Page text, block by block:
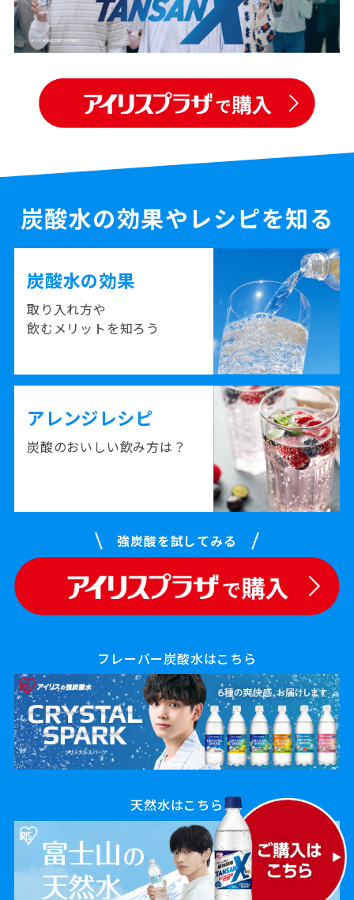
炭酸水の効果やレシピを知る
炭酸水の効果
取り入れ方や
飲むメリットを知ろう
アレンジレシピ
炭酸のおいしい飲み方は？
強炭酸を試してみる
フレーバー炭酸水はこちら
天然水はこちら